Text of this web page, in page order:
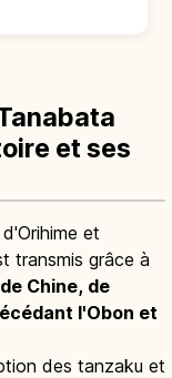
yukata,
et ses
et
transmis grâce à
Chine, de
l'Obon et
des tanzaku et